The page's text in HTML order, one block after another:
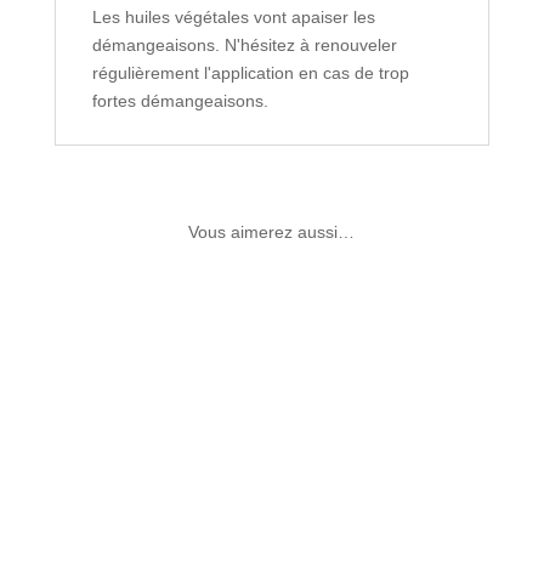
Les huiles végétales vont apaiser les
démangeaisons. N'hésitez à renouveler
régulièrement l'application en cas de trop
fortes démangeaisons.
Vous aimerez aussi…